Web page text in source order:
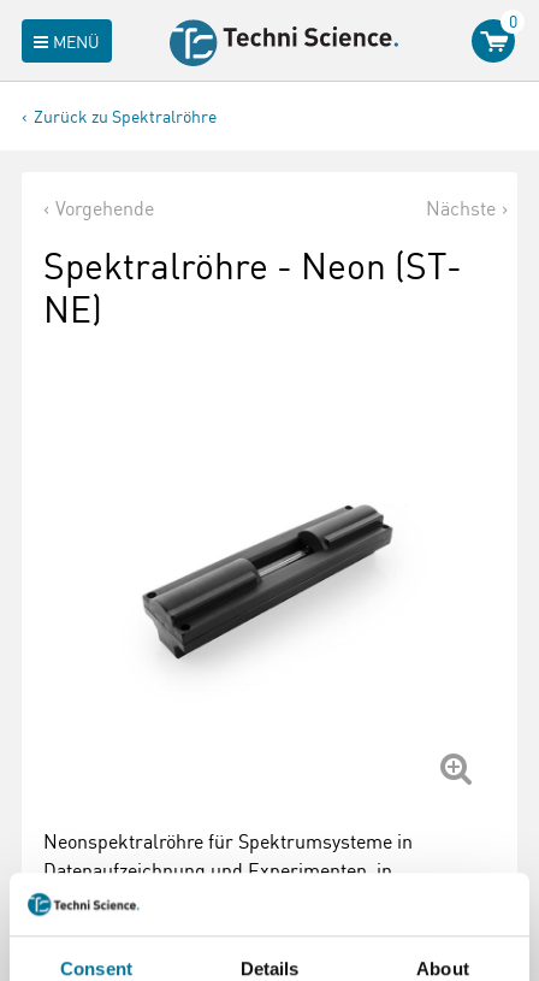
Consent Details About
MENÜ
0
Zurück zu Spektralröhre
Vorgehende Nächste
Spektralröhre - Neon (ST-
NE)
Neonspektralröhre für Spektrumsysteme in
Datenaufzeichnung und Experimenten, in
Kunststoffhaltern gegen Bruch geschützt, geeignet
Weiterlesen